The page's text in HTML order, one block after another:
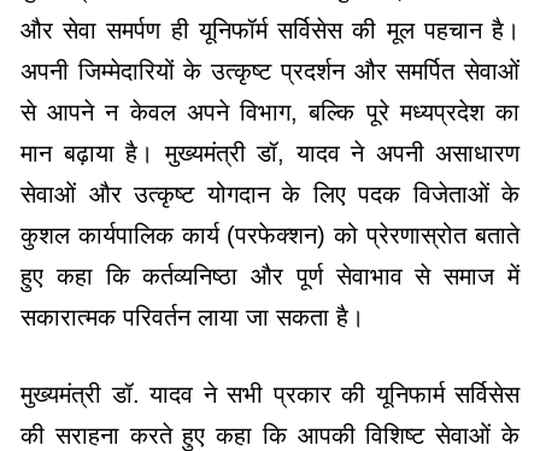
और सेवा समर्पण ही यूनिफॉर्म सर्विसेस की मूल पहचान है।
अपनी जिम्मेदारियों के उत्कृष्ट प्रदर्शन और समर्पित सेवाओं
से आपने न केवल अपने विभाग, बल्कि पूरे मध्यप्रदेश का
मान बढ़ाया है। मुख्यमंत्री डॉ, यादव ने अपनी असाधारण
सेवाओं और उत्कृष्ट योगदान के लिए पदक विजेताओं के
कुशल कार्यपालिक कार्य (परफेक्शन) को प्रेरणास्रोत बताते
हुए कहा कि कर्तव्यनिष्ठा और पूर्ण सेवाभाव से समाज में
सकारात्मक परिवर्तन लाया जा सकता है।
मुख्यमंत्री डॉ. यादव ने सभी प्रकार की यूनिफार्म सर्विसेस
की सराहना करते हुए कहा कि आपकी विशिष्ट सेवाओं के